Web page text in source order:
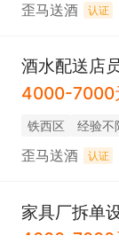
歪马送酒 认证
酒水配送店
4000-7000
铁西区 经验不
歪马送酒 认证
家具厂拆单
4000-7000